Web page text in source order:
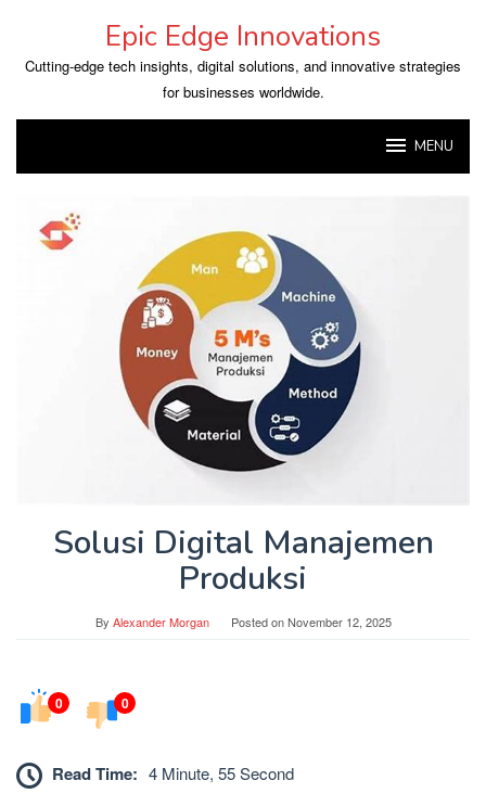
content
Epic Edge Innovations
Cutting-edge tech insights, digital solutions, and innovative strategies
for businesses worldwide.
MENU
Solusi Digital Manajemen
Produksi
By Alexander Morgan Posted onNovember 12, 2025
0 0
Read Time: 4 Minute, 55 Second